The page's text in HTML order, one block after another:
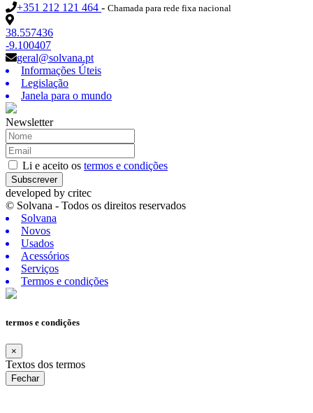
+351 212 121 464 - Chamada para rede fixa nacional
38.557436
-9.100407
geral@solvana.pt
Informações Úteis
Legislação
Janela para o mundo
Newsletter
Li e aceito os termos e condições
Subscrever
developed by critec
© Solvana - Todos os direitos reservados
Solvana
Novos
Usados
Acessórios
Serviços
Termos e condições
termos e condições
×
Textos dos termos
Fechar